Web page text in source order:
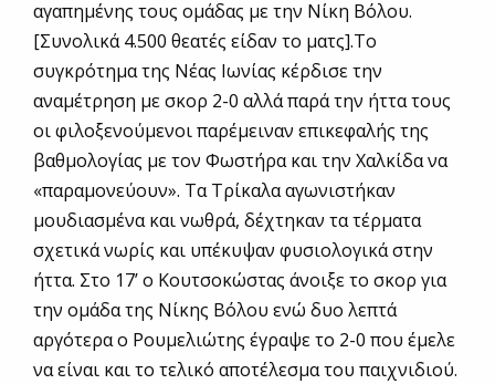
αγαπημένης τους ομάδας με την Νίκη Βόλου.
[Συνολικά 4.500 θεατές είδαν το ματς].Το
συγκρότημα της Νέας Ιωνίας κέρδισε την
αναμέτρηση με σκορ 2-0 αλλά παρά την ήττα τους
οι φιλοξενούμενοι παρέμειναν επικεφαλής της
βαθμολογίας με τον Φωστήρα και την Χαλκίδα να
«παραμονεύουν». Τα Τρίκαλα αγωνιστήκαν
μουδιασμένα και νωθρά, δέχτηκαν τα τέρματα
σχετικά νωρίς και υπέκυψαν φυσιολογικά στην
ήττα. Στο 17’ ο Κουτσοκώστας άνοιξε το σκορ για
την ομάδα της Νίκης Βόλου ενώ δυο λεπτά
αργότερα ο Ρουμελιώτης έγραψε το 2-0 που έμελε
να είναι και το τελικό αποτέλεσμα του παιχνιδιού.